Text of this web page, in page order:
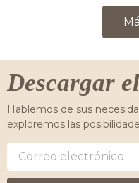
Descargar
Hablemos de sus
exploremos las